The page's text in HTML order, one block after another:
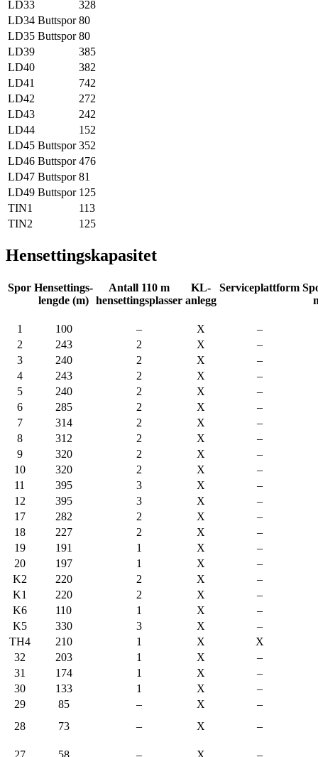
LD33
328
LD34 Buttspor 80
LD35 Buttspor 80
LD39
385
LD40
382
LD41
742
LD42
272
LD43
242
LD44
152
LD45 Buttspor 352
LD46 Buttspor 476
LD47 Buttspor 81
LD49 Buttspor 125
TIN1
113
TIN2
125
Hensettingskapasitet
Spor Hensettings-
lengde (m)
Antall 110 m
hensettingsplasser
KL-
anlegg
Serviceplattform
1 100 – X
–
2
243 2 X
–
3
240 2 X
–
4
243 2 X
–
5
240 2 X
–
6
285 2 X
–
7
314 2 X
–
8
312 2 X
–
9
320 2 X
–
10
320 2 X
–
11
395 3 X
–
12
395 3 X
–
17
282 2 X
–
18
227 2 X
–
19
191 1 X
–
20
197 1 X
–
K2
220 2 X
–
K1
220 2 X
–
K6
110 1 X
–
K5
330 3 X
–
TH4
210 1 X
X
32
203 1 X
–
31
174 1 X
–
30
133 1 X
–
29
85 – X
–
28
73 – X –